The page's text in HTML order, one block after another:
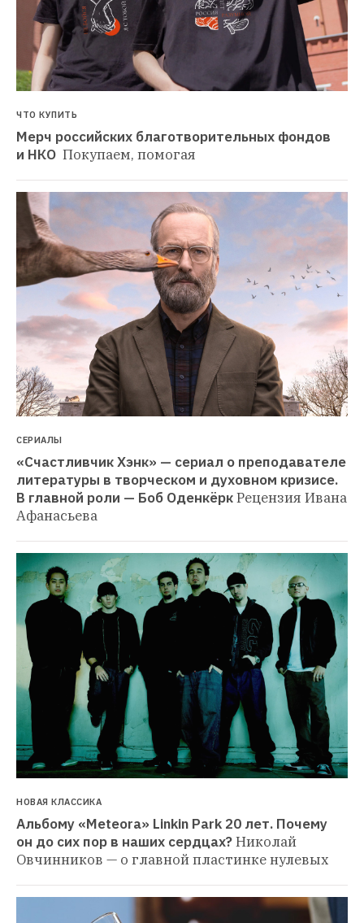
ЧТО КУПИТЬ
Мерч российских благотворительных фондов
и НКО Покупаем, помогая
СЕРИАЛЫ
«Счастливчик Хэнк» — сериал о преподавателе
литературы в творческом и духовном кризисе.
В главной роли — Боб ОденкёркРецензия Ивана
Афанасьева
НОВАЯ КЛАССИКА
Альбому «Meteora» Linkin Park 20 лет. Почему
он до сих пор в наших сердцах?Николай
Овчинников — о главной пластинке нулевых